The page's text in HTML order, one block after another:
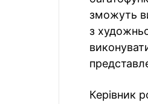
зможуть
з
Керівник